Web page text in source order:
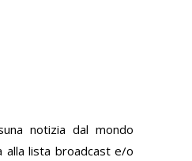
notizia dal mondo
alla lista broadcast e/o